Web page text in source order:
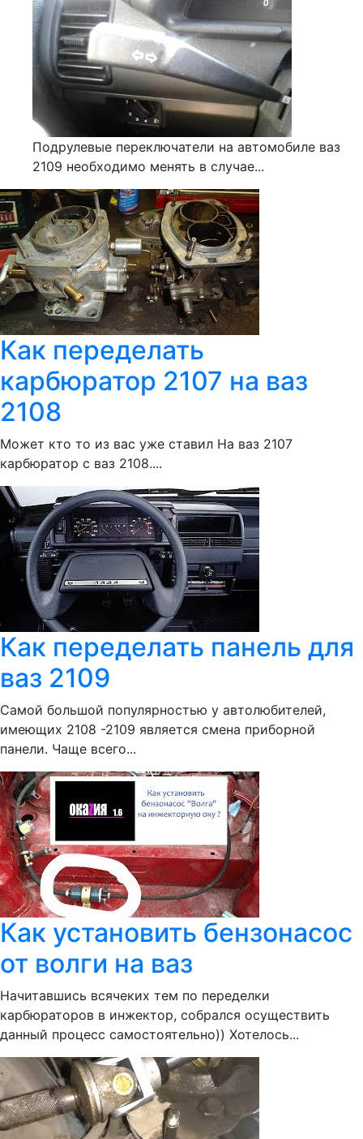
Подрулевые переключатели на автомобиле ваз
2109 необходимо менять в случае...
Как переделать
карбюратор 2107 на ваз
2108
Может кто то из вас уже ставил На ваз 2107
карбюратор с ваз 2108....
Как переделать панель для
ваз 2109
Самой большой популярностью у автолюбителей,
имеющих 2108 -2109 является смена приборной
панели. Чаще всего...
Как установить бензонасос
от волги на ваз
Начитавшись всячеких тем по переделки
карбюраторов в инжектор, собрался осуществить
данный процесс самостоятельно)) Хотелось...